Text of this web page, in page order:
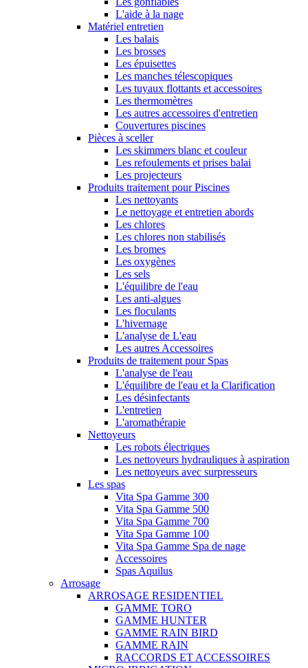
L'aide à la nage
Matériel entretien
Les balais
Les brosses
Les épuisettes
Les manches télescopiques
Les tuyaux flottants et accessoires
Les thermomètres
Les autres accessoires d'entretien
Couvertures piscines
Pièces à sceller
Les skimmers blanc et couleur
Les refoulements et prises balai
Les projecteurs
Produits traitement pour Piscines
Les nettoyants
Le nettoyage et entretien abords
Les chlores
Les chlores non stabilisés
Les bromes
Les oxygènes
Les sels
L'équilibre de l'eau
Les anti-algues
Les floculants
L'hivernage
L'analyse de L'eau
Les autres Accessoires
Produits de traitement pour Spas
L'analyse de l'eau
L'équilibre de l'eau et la Clarification
Les désinfectants
L'entretien
L'aromathérapie
Nettoyeurs
Les robots électriques
Les nettoyeurs hydrauliques à aspiration
Les nettoyeurs avec surpresseurs
Les spas
Vita Spa Gamme 300
Vita Spa Gamme 500
Vita Spa Gamme 700
Vita Spa Gamme 100
Vita Spa Gamme Spa de nage
Accessoires
Spas Aquilus
Arrosage
ARROSAGE RESIDENTIEL
GAMME TORO
GAMME HUNTER
GAMME RAIN BIRD
GAMME RAIN
RACCORDS ET ACCESSOIRES